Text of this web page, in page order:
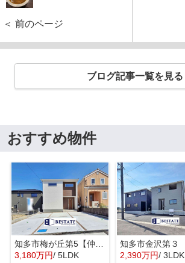
＜ 前のページ
ブログ記事一覧を見る
おすすめ物件
知多市梅が丘第5【仲介手数料0円】
3,180万円/ 5LDK
2,390万円/ 3LDK